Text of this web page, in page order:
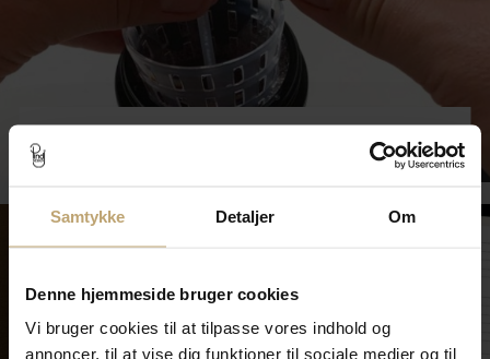
Samtykke Detaljer Om
Denne hjemmeside bruger cookies
Vi bruger cookies til at tilpasse vores indhold og
annoncer, til at vise dig funktioner til sociale medier og til